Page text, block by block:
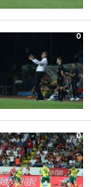
0
0